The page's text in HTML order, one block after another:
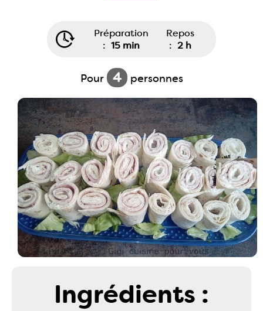
Préparation
: 15 min
Repos
: 2 h
Pour 4 personnes
Ingrédients :